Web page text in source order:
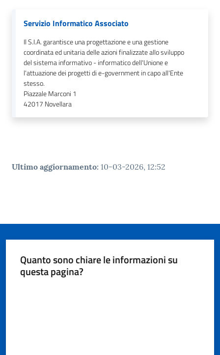
Servizio Informatico Associato
Il S.I.A. garantisce una progettazione e una gestione
coordinata ed unitaria delle azioni finalizzate allo sviluppo
del sistema informativo - informatico dell'Unione e
l'attuazione dei progetti di e-government in capo all'Ente
stesso.
Piazzale Marconi 1
42017 Novellara
Ultimo aggiornamento: 10-03-2026, 12:52
Quanto sono chiare le informazioni su
questa pagina?